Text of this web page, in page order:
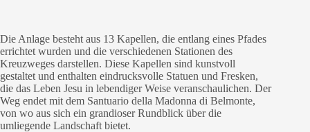
Die Anlage besteht aus 13 Kapellen, die entlang eines Pfades
errichtet wurden und die verschiedenen Stationen des
Kreuzweges darstellen. Diese Kapellen sind kunstvoll
gestaltet und enthalten eindrucksvolle Statuen und Fresken,
die das Leben Jesu in lebendiger Weise veranschaulichen. Der
Weg endet mit dem Santuario della Madonna di Belmonte,
von wo aus sich ein grandioser Rundblick über die
umliegende Landschaft bietet.